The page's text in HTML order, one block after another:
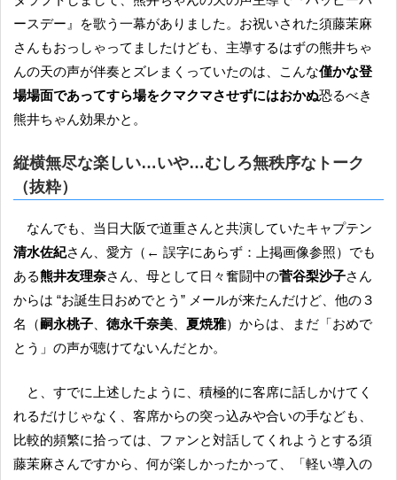
ースデー』を歌う一幕がありました。お祝いされた須藤茉麻
さんもおっしゃってましたけども、主導するはずの熊井ちゃ
んの天の声が伴奏とズレまくっていたのは、こんな僅かな登
場場面であってすら場をクマクマさせずにはおかぬ恐るべき
熊井ちゃん効果かと。
縦横無尽な楽しい…いや…むしろ無秩序なトーク
（抜粋）
なんでも、当日大阪で道重さんと共演していたキャプテン
清水佐紀さん、愛方（← 誤字にあらず：上掲画像参照）でも
ある熊井友理奈さん、母として日々奮闘中の菅谷梨沙子さん
からは “お誕生日おめでとう” メールが来たんだけど、他の３
名（嗣永桃子 徳永千奈美 夏焼雅）からは、まだ「おめで
とう」の声が聴けてないんだとか。
と、すでに上述したように、積極的に客席に話しかけてく
れるだけじゃなく、客席からの突っ込みや合いの手なども、
比較的頻繁に拾っては、ファンと対話してくれようとする須
藤茉麻さんですから、何が楽しかったかって、「軽い導入の